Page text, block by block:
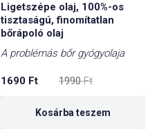
Ligetszépe olaj, 100%-os
tisztaságú, finomítatlan
bőrápoló olaj
A problémás bőr gyógyolaja
1990Ft
price
1690 Ft
price
Kosárba teszem